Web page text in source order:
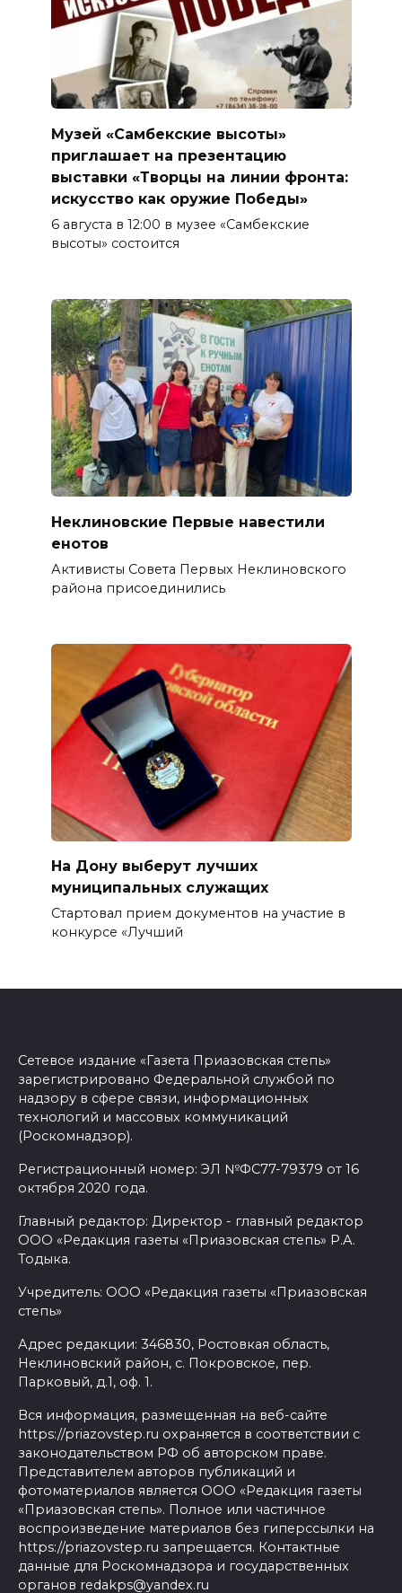
Музей «Самбекские высоты»
приглашает на презентацию
выставки «Творцы на линии фронта:
искусство как оружие Победы»
6 августа в 12:00 в музее «Самбекские
высоты» состоится
Неклиновские Первые навестили
енотов
Активисты Совета Первых Неклиновского
района присоединились
На Дону выберут лучших
муниципальных служащих
Стартовал прием документов на участие в
конкурсе «Лучший
Сетевое издание «Газета Приазовская степь»
зарегистрировано Федеральной службой по
надзору в сфере связи, информационных
технологий и массовых коммуникаций
(Роскомнадзор).
Регистрационный номер: ЭЛ №ФС77-79379 от 16
октября 2020 года.
Главный редактор: Директор - главный редактор
ООО «Редакция газеты «Приазовская степь» Р.А.
Тодыка.
Учредитель: ООО «Редакция газеты «Приазовская
степь»
Адрес редакции: 346830, Ростовкая область,
Неклиновский район, с. Покровское, пер.
Парковый, д.1, оф. 1.
Вся информация, размещенная на веб-сайте
https://priazovstep.ru охраняется в соответствии с
законодательством РФ об авторском праве.
Представителем авторов публикаций и
фотоматериалов является ООО «Редакция газеты
«Приазовская степь». Полное или частичное
воспроизведение материалов без гиперссылки на
https://priazovstep.ru запрещается. Контактные
данные для Роскомнадзора и государственных
органов redakps@yandex.ru